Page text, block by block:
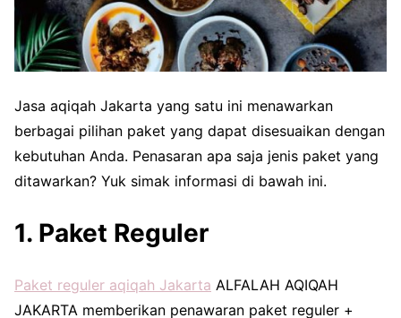
Jasa aqiqah Jakarta yang satu ini menawarkan
berbagai pilihan paket yang dapat disesuaikan dengan
kebutuhan Anda. Penasaran apa saja jenis paket yang
ditawarkan? Yuk simak informasi di bawah ini.
1. Paket Reguler
Paket reguler aqiqah Jakarta ALFALAH AQIQAH
JAKARTA memberikan penawaran paket reguler +